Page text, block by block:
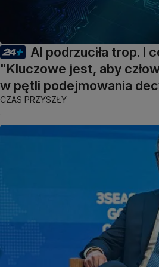
AI podrzuciła trop. I
"Kluczowe jest, aby
w pętli podejmowania
CZAS PRZYSZŁY